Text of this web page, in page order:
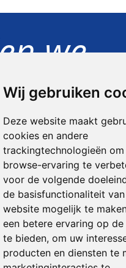
Wij gebruiken
Deze website maakt
cookies en andere
trackingtechnologieën
browse-ervaring te
voor de volgende
de basisfunctionaliteit
website mogelijk te
een betere ervaring op
te bieden, om uw
producten en diensten te
we
Goed